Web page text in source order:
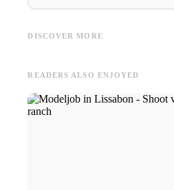
DISCOVER MORE
verzorging, routine & tips
READERS ALSO ENJOYED